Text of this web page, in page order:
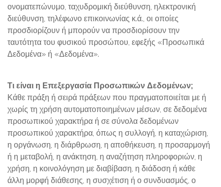
ονοματεπώνυμο, ταχυδρομική διεύθυνση, ηλεκτρονική
διεύθυνση, τηλέφωνο επικοινωνίας κ.ά., οι οποίες
προσδιορίζουν ή μπορούν να προσδιορίσουν την
ταυτότητα του φυσικού προσώπου, εφεξής «Προσωπικά
Δεδομένα» ή «Δεδομένα».
Τι είναι η Επεξεργασία Προσωπικών Δεδομένων;
Κάθε πράξη ή σειρά πράξεων που πραγματοποιείται με ή
χωρίς τη χρήση αυτοματοποιημένων μέσων, σε δεδομένα
προσωπικού χαρακτήρα ή σε σύνολα δεδομένων
προσωπικού χαρακτήρα, όπως η συλλογή, η καταχώριση,
η οργάνωση, η διάρθρωση, η αποθήκευση, η προσαρμογή
ή η μεταβολή, η ανάκτηση, η αναζήτηση πληροφοριών, η
χρήση, η κοινολόγηση με διαβίβαση, η διάδοση ή κάθε
άλλη μορφή διάθεσης, η συσχέτιση ή ο συνδυασμός, ο